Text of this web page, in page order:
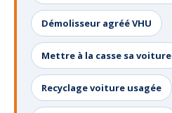
Démolisseur agréé VHU
Mettre à la casse sa voiture
Recyclage voiture usagée